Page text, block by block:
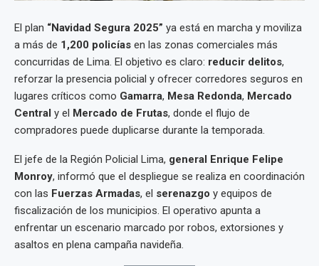
El plan “Navidad Segura 2025” ya está en marcha y moviliza
a más de 1,200 policías en las zonas comerciales más
concurridas de Lima. El objetivo es claro: reducir delitos,
reforzar la presencia policial y ofrecer corredores seguros en
lugares críticos como Gamarra, Mesa Redonda, Mercado
Central y el Mercado de Frutas, donde el flujo de
compradores puede duplicarse durante la temporada.
El jefe de la Región Policial Lima, general Enrique Felipe
Monroy, informó que el despliegue se realiza en coordinación
con las Fuerzas Armadas, el serenazgo y equipos de
fiscalización de los municipios. El operativo apunta a
enfrentar un escenario marcado por robos, extorsiones y
asaltos en plena campaña navideña.